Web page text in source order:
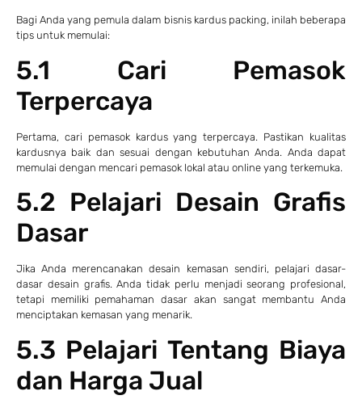
Bagi Anda yang pemula dalam bisnis kardus packing, inilah beberapa
tips untuk memulai:
5.1 Cari Pemasok
Terpercaya
Pertama, cari pemasok kardus yang terpercaya. Pastikan kualitas
kardusnya baik dan sesuai dengan kebutuhan Anda. Anda dapat
memulai dengan mencari pemasok lokal atau online yang terkemuka.
5.2 Pelajari Desain Grafis
Dasar
Jika Anda merencanakan desain kemasan sendiri, pelajari dasar-
dasar desain grafis. Anda tidak perlu menjadi seorang profesional,
tetapi memiliki pemahaman dasar akan sangat membantu Anda
menciptakan kemasan yang menarik.
5.3 Pelajari Tentang Biaya
dan Harga Jual